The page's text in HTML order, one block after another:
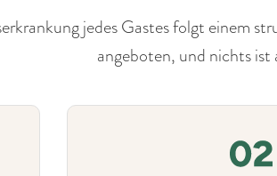
jedes Gastes folgt einem
angeboten, und nichts ist